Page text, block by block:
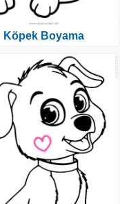
Köpek Boyama